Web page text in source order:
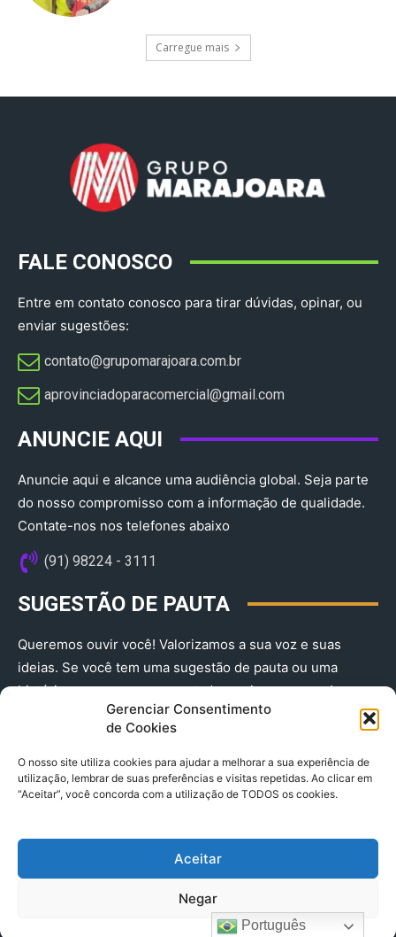
Gerenciar Consentimento
de Cookies
O nosso site utiliza cookies para ajudar a melhorar a sua experiência de
utilização, lembrar de suas preferências e visitas repetidas. Ao clicar em
“Aceitar”, você concorda com a utilização de TODOS os cookies.
Aceitar
Negar
Carregue mais
FALE CONOSCO
Entre em contato conosco para tirar dúvidas, opinar, ou
enviar sugestões:
contato@grupomarajoara.com.br
aprovinciadoparacomercial@gmail.com​
ANUNCIE AQUI
Anuncie aqui e alcance uma audiência global. Seja parte
do nosso compromisso com a informação de qualidade.
Contate-nos nos telefones abaixo
(91) 98224 - 3111
SUGESTÃO DE PAUTA
Queremos ouvir você! Valorizamos a sua voz e suas
ideias. Se você tem uma sugestão de pauta ou uma
história que merece ser contada, envie-nos agora!
(91) 98224 - 3111
© 2025 A Província do Pará CNPJ: 04.901.141/0001-36 End .
Trav. Quintino Bocaiuva 2301, Ed. Rogério Fernandez – Sala
2701- Cremação – CEP 66045.315
Português